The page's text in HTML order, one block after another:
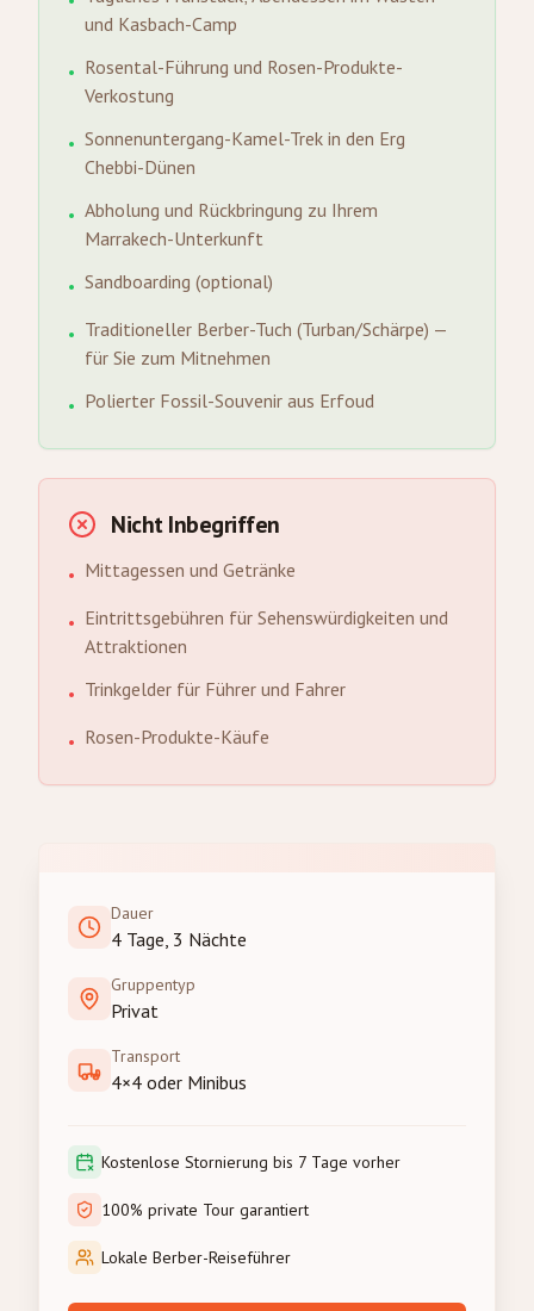
und Kasbach-Camp
• Rosental-Führung und Rosen-Produkte-
Verkostung
• Sonnenuntergang-Kamel-Trek in den Erg
Chebbi-Dünen
• Abholung und Rückbringung zu Ihrem
Marrakech-Unterkunft
• Sandboarding (optional)
• Traditioneller Berber-Tuch (Turban/Schärpe) —
für Sie zum Mitnehmen
• Polierter Fossil-Souvenir aus Erfoud
Nicht Inbegriffen
• Mittagessen und Getränke
• Eintrittsgebühren für Sehenswürdigkeiten und
Attraktionen
• Trinkgelder für Führer und Fahrer
• Rosen-Produkte-Käufe
Dauer
4 Tage, 3 Nächte
Gruppentyp
Privat
Transport
4×4 oder Minibus
Kostenlose Stornierung bis 7 Tage vorher
100% private Tour garantiert
Lokale Berber-Reiseführer